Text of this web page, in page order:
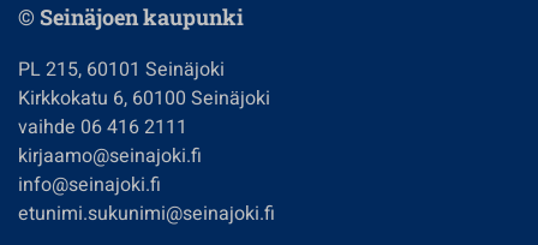
© Seinäjoen kaupunki
PL 215, 60101 Seinäjoki
Kirkkokatu 6, 60100 Seinäjoki
vaihde 06 416 2111
kirjaamo@seinajoki.fi
info@seinajoki.fi
etunimi.sukunimi@seinajoki.fi